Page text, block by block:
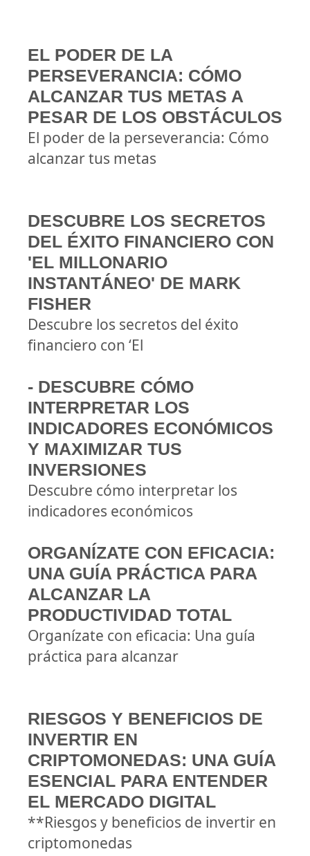
EL PODER DE LA
PERSEVERANCIA: CÓMO
ALCANZAR TUS METAS A
PESAR DE LOS OBSTÁCULOS
El poder de la perseverancia: Cómo
alcanzar tus metas
DESCUBRE LOS SECRETOS
DEL ÉXITO FINANCIERO CON
'EL MILLONARIO
INSTANTÁNEO' DE MARK
FISHER
Descubre los secretos del éxito
financiero con ‘El
- DESCUBRE CÓMO
INTERPRETAR LOS
INDICADORES ECONÓMICOS
Y MAXIMIZAR TUS
INVERSIONES
Descubre cómo interpretar los
indicadores económicos
ORGANÍZATE CON EFICACIA:
UNA GUÍA PRÁCTICA PARA
ALCANZAR LA
PRODUCTIVIDAD TOTAL
Organízate con eficacia: Una guía
práctica para alcanzar
RIESGOS Y BENEFICIOS DE
INVERTIR EN
CRIPTOMONEDAS: UNA GUÍA
ESENCIAL PARA ENTENDER
EL MERCADO DIGITAL
**Riesgos y beneficios de invertir en
criptomonedas